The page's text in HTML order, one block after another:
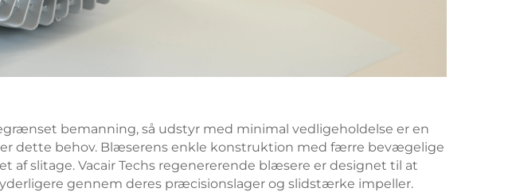
bemanning, så udstyr med minimal vedligeholdelse er en
dette behov. Blæserens enkle konstruktion med færre bevægelige
af slitage. Vacair Techs regenererende blæsere er designet til at
gennem deres præcisionslager og slidstærke impeller.